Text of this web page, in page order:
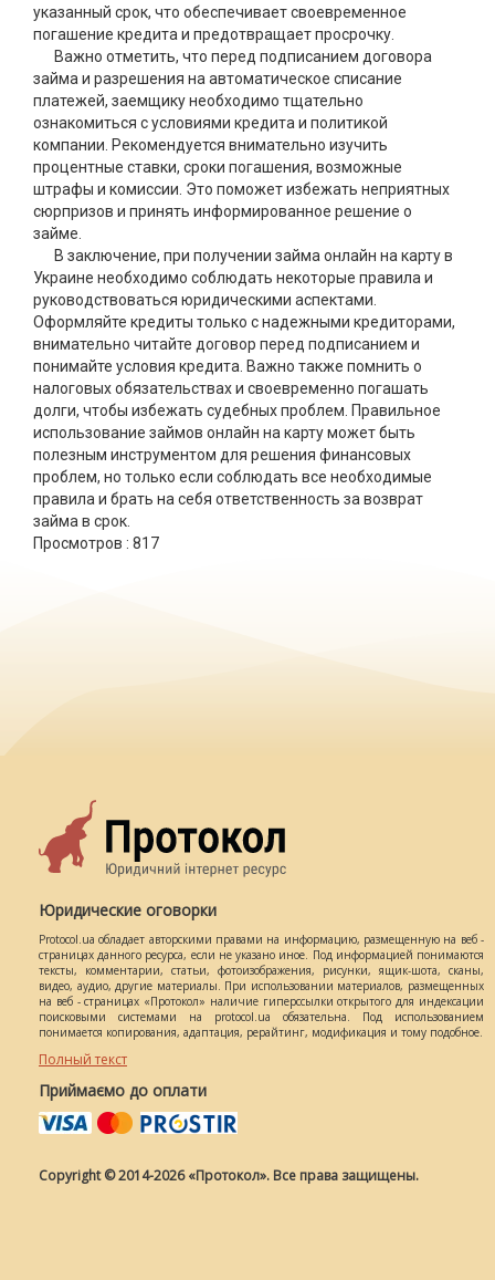
указанный срок, что обеспечивает своевременное
погашение кредита и предотвращает просрочку.
Важно отметить, что перед подписанием договора
займа и разрешения на автоматическое списание
платежей, заемщику необходимо тщательно
ознакомиться с условиями кредита и политикой
компании. Рекомендуется внимательно изучить
процентные ставки, сроки погашения, возможные
штрафы и комиссии. Это поможет избежать неприятных
сюрпризов и принять информированное решение о
займе.
В заключение, при получении займа онлайн на карту в
Украине необходимо соблюдать некоторые правила и
руководствоваться юридическими аспектами.
Оформляйте кредиты только с надежными кредиторами,
внимательно читайте договор перед подписанием и
понимайте условия кредита. Важно также помнить о
налоговых обязательствах и своевременно погашать
долги, чтобы избежать судебных проблем. Правильное
использование займов онлайн на карту может быть
полезным инструментом для решения финансовых
проблем, но только если соблюдать все необходимые
правила и брать на себя ответственность за возврат
займа в срок.
Просмотров : 817
Юридические оговорки
Protocol.ua обладает авторскими правами на информацию, размещенную на веб -
страницах данного ресурса, если не указано иное. Под информацией понимаются
тексты, комментарии, статьи, фотоизображения, рисунки, ящик-шота, сканы,
видео, аудио, другие материалы. При использовании материалов, размещенных
на веб - страницах «Протокол» наличие гиперссылки открытого для индексации
поисковыми системами на protocol.ua обязательна. Под использованием
понимается копирования, адаптация, рерайтинг, модификация и тому подобное.
Полный текст
Приймаємо до оплати
Copyright © 2014-2026 «Протокол». Все права защищены.